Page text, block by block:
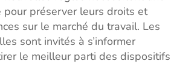
préserver leurs droits et
sur le marché du travail. Les
sont invités à s’informer
le meilleur parti des dispositifs